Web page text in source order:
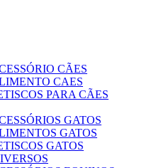
CÃES
CAES
PARA CÃES
GATOS
GATOS
GATOS